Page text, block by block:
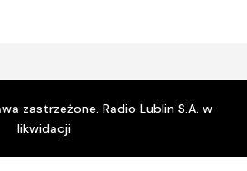
zastrzeżone. Radio Lublin S.A. w
likwidacji